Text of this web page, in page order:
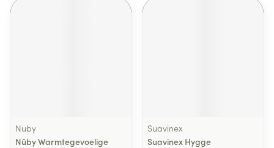
Nuby
Nûby Warmtegevoelige
Suavinex
Suavinex Hygge